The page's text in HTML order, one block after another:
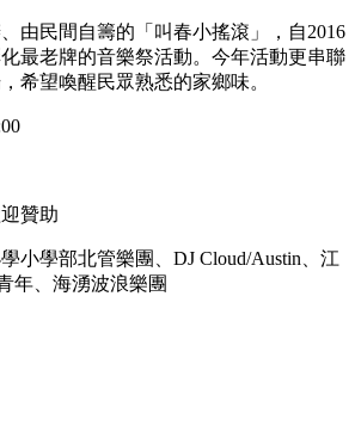
由民間自籌的「叫春小搖滾」，自2016
最老牌的音樂祭活動。今年活動更串聯
希望喚醒民眾熟悉的家鄉味。
贊助
小學部北管樂團、DJ Cloud/Austin、江
年、海湧波浪樂團